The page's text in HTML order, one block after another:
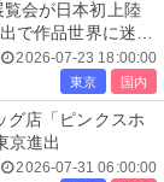
会が日本初上陸
で作品世界に迷い
2026-07-23 18:00:00
東京 国内
グ店「ピンクスホ
京進出
2026-07-31 06:00:00